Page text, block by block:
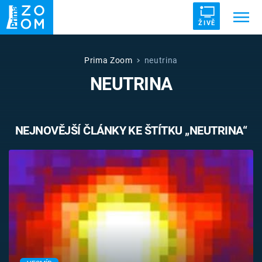
ŽIVĚ
UFO DRUHÁ SVĚTOVÁ VÁLKA
VETŘELCI DÁVNOVĚKU
Témata
Témata
Pořady
TV Program
Prima Zoom neutrina
NEUTRINA
NEJNOVĚJŠÍ ČLÁNKY KE ŠTÍTKU „NEUTRINA“